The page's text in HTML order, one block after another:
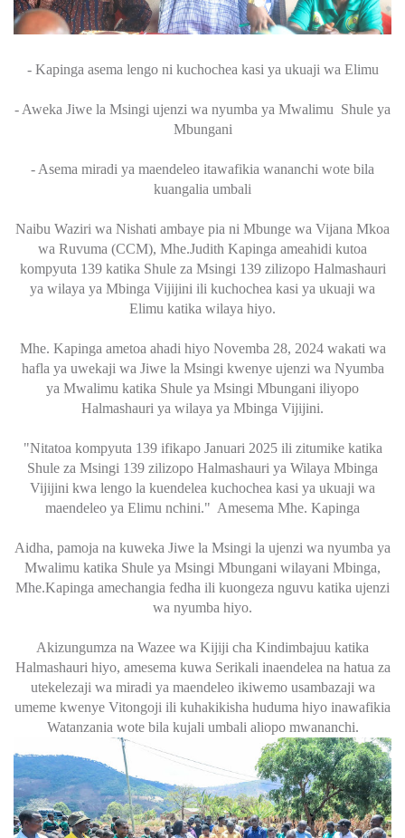
- Kapinga asema lengo ni kuchochea kasi ya ukuaji wa Elimu
- Aweka Jiwe la Msingi ujenzi wa nyumba ya Mwalimu Shule ya
Mbungani
- Asema miradi ya maendeleo itawafikia wananchi wote bila
kuangalia umbali
Naibu Waziri wa Nishati ambaye pia ni Mbunge wa Vijana Mkoa
wa Ruvuma (CCM), Mhe.Judith Kapinga ameahidi kutoa
kompyuta 139 katika Shule za Msingi 139 zilizopo Halmashauri
ya wilaya ya Mbinga Vijijini ili kuchochea kasi ya ukuaji wa
Elimu katika wilaya hiyo.
Mhe. Kapinga ametoa ahadi hiyo Novemba 28, 2024 wakati wa
hafla ya uwekaji wa Jiwe la Msingi kwenye ujenzi wa Nyumba
ya Mwalimu katika Shule ya Msingi Mbungani iliyopo
Halmashauri ya wilaya ya Mbinga Vijijini.
"Nitatoa kompyuta 139 ifikapo Januari 2025 ili zitumike katika
Shule za Msingi 139 zilizopo Halmashauri ya Wilaya Mbinga
Vijijini kwa lengo la kuendelea kuchochea kasi ya ukuaji wa
maendeleo ya Elimu nchini." Amesema Mhe. Kapinga
Aidha, pamoja na kuweka Jiwe la Msingi la ujenzi wa nyumba ya
Mwalimu katika Shule ya Msingi Mbungani wilayani Mbinga,
Mhe.Kapinga amechangia fedha ili kuongeza nguvu katika ujenzi
wa nyumba hiyo.
Akizungumza na Wazee wa Kijiji cha Kindimbajuu katika
Halmashauri hiyo, amesema kuwa Serikali inaendelea na hatua za
utekelezaji wa miradi ya maendeleo ikiwemo usambazaji wa
umeme kwenye Vitongoji ili kuhakikisha huduma hiyo inawafikia
Watanzania wote bila kujali umbali aliopo mwananchi.